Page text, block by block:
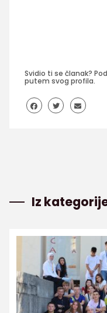
Svidio ti se članak?
putem svog profila.
Iz